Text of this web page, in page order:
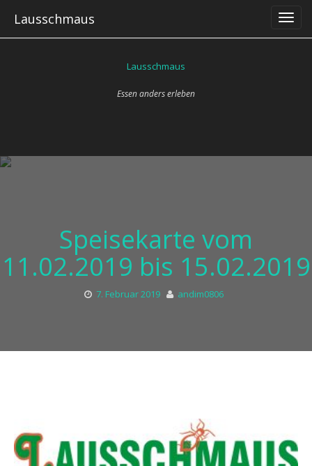
Lausschmaus
Lausschmaus
Essen anders erleben
Speisekarte vom
11.02.2019 bis 15.02.2019
7. Februar 2019 andim0806